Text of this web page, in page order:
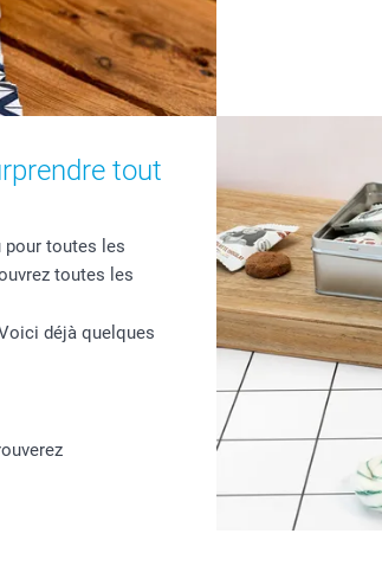
tout
pour toutes les
toutes les
déjà quelques